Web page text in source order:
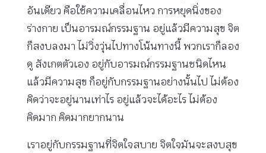
อันเดียว คือใช้ความเคลื่อนไหว การหยุดนิ่งของ
ร่างกาย เป็นอารมณ์กรรมฐาน อยู่แล้วมีความสุข จิต
ก็สงบลงมา ไม่วิ่งวุ่นไปทางโน้นทางนี้ พวกเราก็ลอง
ดู สังเกตตัวเอง อยู่กับอารมณ์กรรมฐานชนิดไหน
แล้วมีความสุข ก็อยู่กับกรรมฐานอย่างนั้นไป ไม่ต้อง
คิดว่าจะอยู่นานเท่าไร อยู่แล้วจะได้อะไร ไม่ต้อง
คิดมาก คิดมากยากนาน
เราอยู่กับกรรมฐานที่จิตใจสบาย จิตใจมันจะสงบสุข